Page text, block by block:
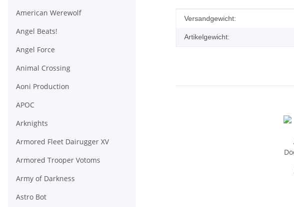
Produkteigenschaft
Wert
Versandgewicht:
Artikelgewicht:
American Werewolf
Angel Beats!
Angel Force
Animal Crossing
Aoni Production
APOC
Arknights
Armored Fleet Dairugger XV
Armored Trooper Votoms
Army of Darkness
Astro Bot